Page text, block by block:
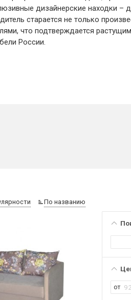
дизайнерские находки –
старается не только
что подтверждается
России.
По названию